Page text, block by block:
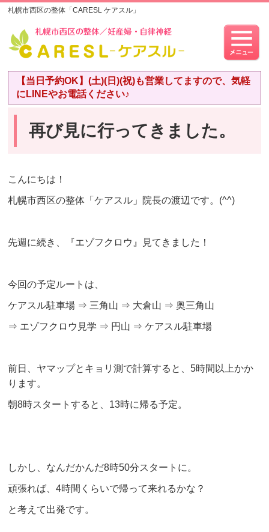
札幌市西区の整体「CARESL ケアスル」
【当日予約OK】(土)(日)(祝)も営業してますので、気軽
にLINEやお電話ください♪
再び見に行ってきました。
こんにちは！
札幌市西区の整体「ケアスル」院長の渡辺です。(^^)
先週に続き、『エゾフクロウ』見てきました！
今回の予定ルートは、
ケアスル駐車場 ⇒ 三角山 ⇒ 大倉山 ⇒ 奥三角山
⇒ エゾフクロウ見学 ⇒ 円山 ⇒ ケアスル駐車場
前日、ヤマップとキョリ測で計算すると、5時間以上かか
ります。
朝8時スタートすると、13時に帰る予定。
しかし、なんだかんだ8時50分スタートに。
頑張れば、4時間くらいで帰って来れるかな？
と考えて出発です。